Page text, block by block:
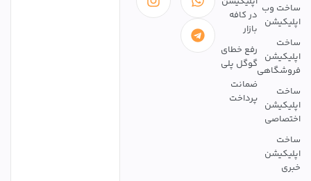
ساخت وب
اپلیکیشن
ساخت
اپلیکیشن
فروشگاهی
ساخت
اپلیکیشن
اختصاصی
ساخت
اپلیکیشن
خبری
در کافه
بازار
رفع خطای
گوگل پلی
ضمانت
پرداخت